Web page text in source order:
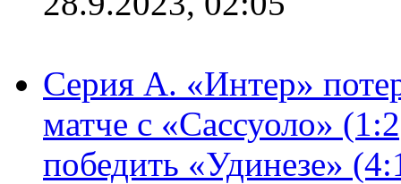
Серия А. «Интер»
матче с «Сассуоло»
победить «Удинезе»